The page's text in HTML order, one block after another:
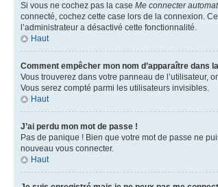
Si vous ne cochez pas la case Me connecter
connecté, cochez cette case lors de la connexion.
l’administrateur a désactivé cette fonctionnalité.
Haut
Comment empêcher mon nom d’apparaître dans
Vous trouverez dans votre panneau de l’utilisateur,
Vous serez compté parmi les utilisateurs invisibles.
Haut
J’ai perdu mon mot de passe !
Pas de panique ! Bien que votre mot de passe ne
nouveau vous connecter.
Haut